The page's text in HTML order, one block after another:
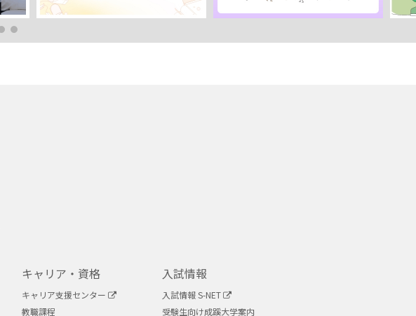
キャリア・資格
キャリア支援センター
教職課程
入試情報
入試情報 S-NET
受験生向け成蹊大学案内